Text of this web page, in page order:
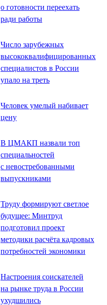
о готовности переехать
ради работы
Число зарубежных
высококвалифицированных
специалистов в России
упало на треть
Человек умелый набивает
цену
В ЦМАКП назвали топ
специальностей
с невостребованными
выпускниками
Труду формируют светлое
будущее: Минтруд
подготовил проект
методики расчёта кадровых
потребностей экономики
Настроения соискателей
на рынке труда в России
ухудшились